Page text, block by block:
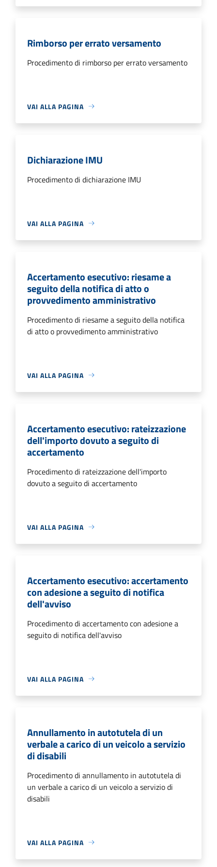
Rimborso per errato versamento
Procedimento di rimborso per errato versamento
VAI ALLA PAGINA
Dichiarazione IMU
Procedimento di dichiarazione IMU
VAI ALLA PAGINA
Accertamento esecutivo: riesame a
seguito della notifica di atto o
provvedimento amministrativo
Procedimento di riesame a seguito della notifica
di atto o provvedimento amministrativo
VAI ALLA PAGINA
Accertamento esecutivo: rateizzazione
dell'importo dovuto a seguito di
accertamento
Procedimento di rateizzazione dell'importo
dovuto a seguito di accertamento
VAI ALLA PAGINA
Accertamento esecutivo: accertamento
con adesione a seguito di notifica
dell'avviso
Procedimento di accertamento con adesione a
seguito di notifica dell'avviso
VAI ALLA PAGINA
Annullamento in autotutela di un
verbale a carico di un veicolo a servizio
di disabili
Procedimento di annullamento in autotutela di
un verbale a carico di un veicolo a servizio di
disabili
VAI ALLA PAGINA